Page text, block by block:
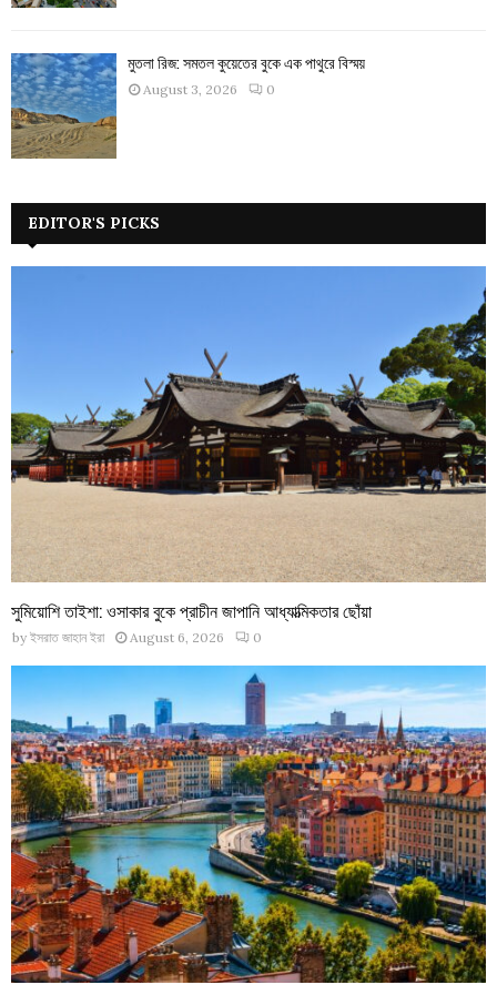
মুতলা রিজ: সমতল কুয়েতের বুকে এক পাথুরে বিস্ময়
August 3, 2026 0
EDITOR'S PICKS
সুমিয়োশি তাইশা: ওসাকার বুকে প্রাচীন জাপানি আধ্যাত্মিকতার ছোঁয়া
by ইসরাত জাহান ইরা August 6, 2026 0